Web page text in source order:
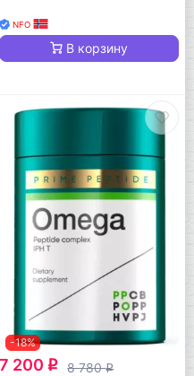
NFO
В корзину
-18%
7 200 q 8 780q